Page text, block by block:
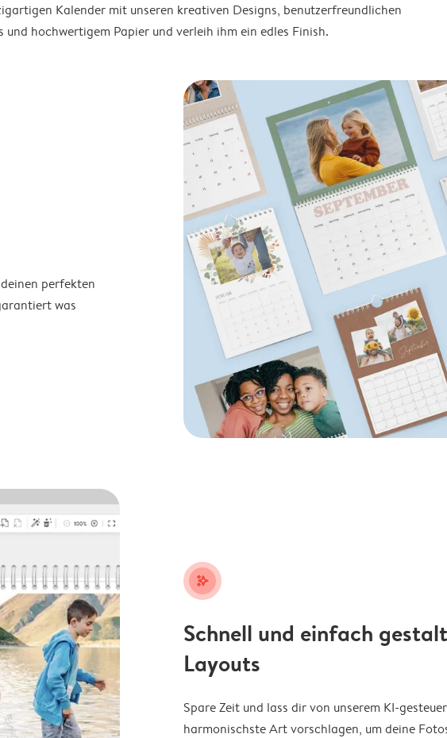
Kalender mit unseren kreativen Designs, benutzerfreundlichen
und hochwertigem Papier und verleih ihm ein edles Finish.
perfekten
was
stars_plus
Schnell und einfach
Layouts
Spare Zeit und lass dir von unserem KI-
harmonischste Art vorschlagen, um deine